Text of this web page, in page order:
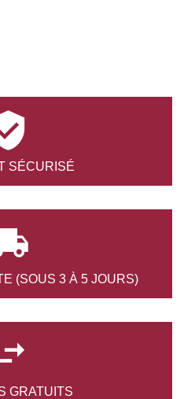
SÉCURISÉ
(SOUS 3 À 5 JOURS)
GRATUITS